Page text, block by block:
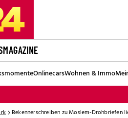
MAGAZINE
OnlinecarsWohnen & Immo
Bekennerschreiben zu Moslem-Drohbriefen